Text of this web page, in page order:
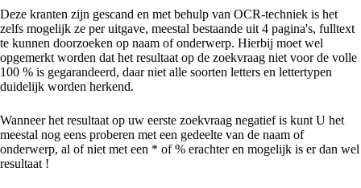
Deze kranten zijn gescand en met behulp van OCR-techniek is het
zelfs mogelijk ze per uitgave, meestal bestaande uit 4 pagina's, fulltext
te kunnen doorzoeken op naam of onderwerp. Hierbij moet wel
opgemerkt worden dat het resultaat op de zoekvraag niet voor de volle
100 % is gegarandeerd, daar niet alle soorten letters en lettertypen
duidelijk worden herkend.
Wanneer het resultaat op uw eerste zoekvraag negatief is kunt U het
meestal nog eens proberen met een gedeelte van de naam of
onderwerp, al of niet met een * of % erachter en mogelijk is er dan wel
resultaat !